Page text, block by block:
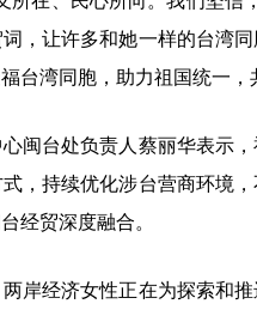
，让许多和她一样的台湾
台湾同胞，助力祖国统一
台处负责人蔡丽华表示，
，持续优化涉台营商环境
经贸深度融合。
经济女性正在为探索和推